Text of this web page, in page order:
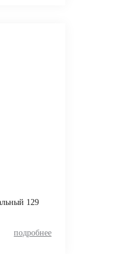
129